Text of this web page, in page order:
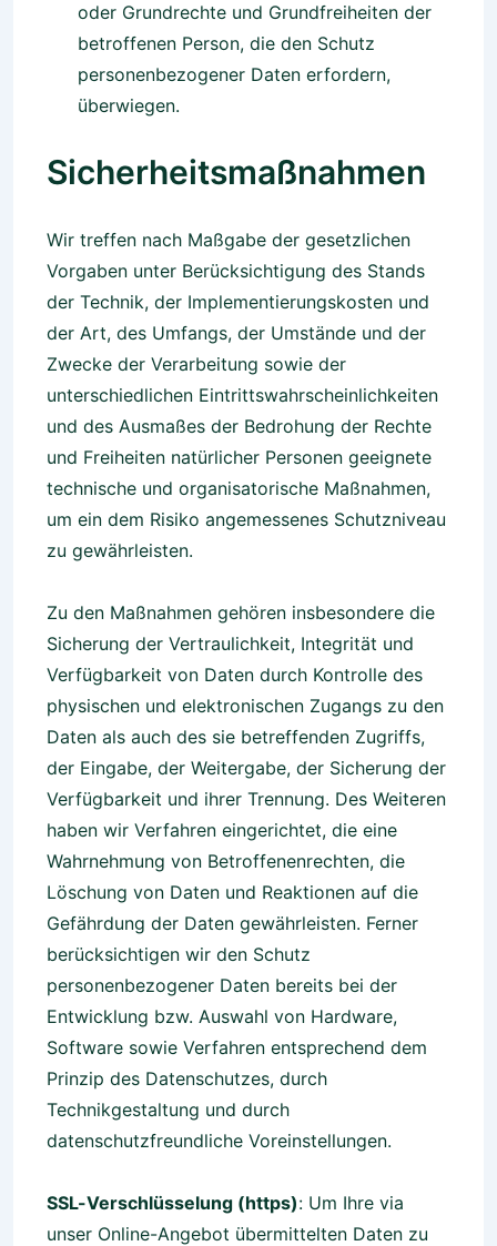
oder Grundrechte und Grundfreiheiten der
betroffenen Person, die den Schutz
personenbezogener Daten erfordern,
überwiegen.
Sicherheitsmaßnahmen
Wir treffen nach Maßgabe der gesetzlichen
Vorgaben unter Berücksichtigung des Stands
der Technik, der Implementierungskosten und
der Art, des Umfangs, der Umstände und der
Zwecke der Verarbeitung sowie der
unterschiedlichen Eintrittswahrscheinlichkeiten
und des Ausmaßes der Bedrohung der Rechte
und Freiheiten natürlicher Personen geeignete
technische und organisatorische Maßnahmen,
um ein dem Risiko angemessenes Schutzniveau
zu gewährleisten.
Zu den Maßnahmen gehören insbesondere die
Sicherung der Vertraulichkeit, Integrität und
Verfügbarkeit von Daten durch Kontrolle des
physischen und elektronischen Zugangs zu den
Daten als auch des sie betreffenden Zugriffs,
der Eingabe, der Weitergabe, der Sicherung der
Verfügbarkeit und ihrer Trennung. Des Weiteren
haben wir Verfahren eingerichtet, die eine
Wahrnehmung von Betroffenenrechten, die
Löschung von Daten und Reaktionen auf die
Gefährdung der Daten gewährleisten. Ferner
berücksichtigen wir den Schutz
personenbezogener Daten bereits bei der
Entwicklung bzw. Auswahl von Hardware,
Software sowie Verfahren entsprechend dem
Prinzip des Datenschutzes, durch
Technikgestaltung und durch
datenschutzfreundliche Voreinstellungen.
SSL-Verschlüsselung (https): Um Ihre via
unser Online-Angebot übermittelten Daten zu